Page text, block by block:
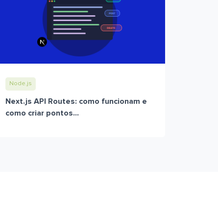
Node.js
Next.js API Routes: como funcionam e
como criar pontos...